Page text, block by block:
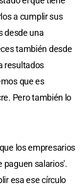
a cumplir sus
desde una
también desde
resultados
que es
Pero también lo
los empresarios
paguen salarios'.
esa ese círculo